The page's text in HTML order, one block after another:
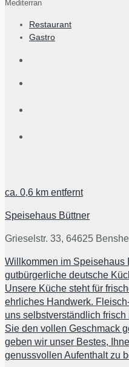
Mediterran
Restaurant
Gastro
ca. 0,6 km entfernt
Speisehaus Büttner
Grieselstr. 33, 64625
Willkommen im Speisehaus
gutbürgerliche deutsche
Unsere Küche steht für
ehrliches Handwerk.
uns selbstverständlich
Sie den vollen Geschmack
geben wir unser Bestes,
genussvollen Aufenthalt zu